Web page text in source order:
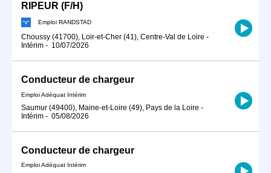
RIPEUR (F/H)
Emploi RANDSTAD
Choussy (41700), Loir-et-Cher (41), Centre-Val de Loire -
Intérim - 10/07/2026
Conducteur de chargeur
Emploi Adéquat Intérim
Saumur (49400), Maine-et-Loire (49), Pays de la Loire -
Intérim - 05/08/2026
Conducteur de chargeur
Emploi Adéquat Intérim